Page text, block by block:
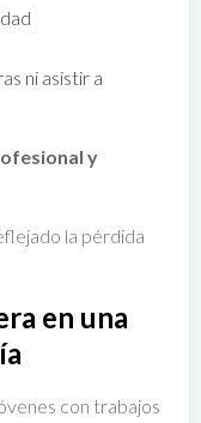
ni asistir a
y
la pérdida
en una
con trabajos